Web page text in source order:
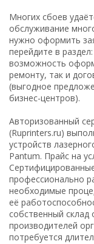
Многих сбоев
обслуживание
нужно оформить
перейдите в раздел:
возможность
ремонту, так и
(выгодное
бизнес-центров).
Авторизованный
(Ruprinters.ru)
устройств
Pantum. Прайс на
профессионально
необходимые
её
собственный склад
производителей
потребуется